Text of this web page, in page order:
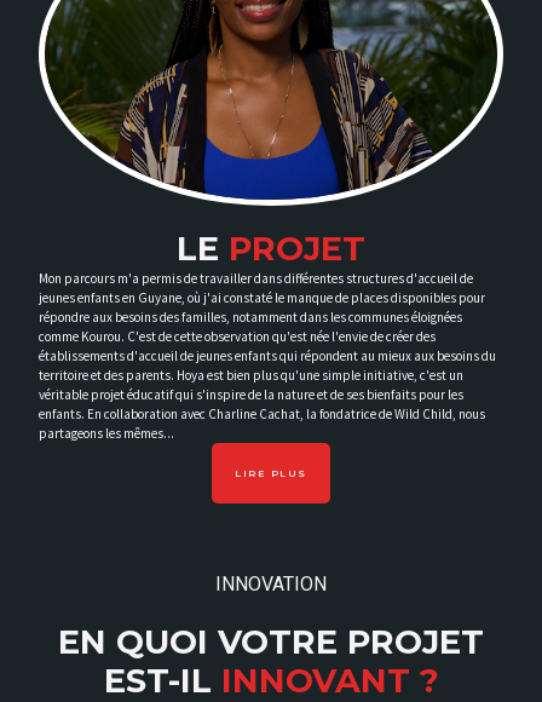
LE PROJET
Mon parcours m'a permis de travailler dans différentes structures d'accueil de
jeunes enfants en Guyane, où j'ai constaté le manque de places disponibles pour
répondre aux besoins des familles, notamment dans les communes éloignées
comme Kourou. C'est de cette observation qu'est née l'envie de créer des
établissements d'accueil de jeunes enfants qui répondent au mieux aux besoins du
territoire et des parents. Hoya est bien plus qu'une simple initiative, c'est un
véritable projet éducatif qui s'inspire de la nature et de ses bienfaits pour les
enfants. En collaboration avec Charline Cachat, la fondatrice de Wild Child, nous
partageons les mêmes...
LIRE PLUS
INNOVATION
EN QUOI VOTRE PROJET
EST-IL INNOVANT ?